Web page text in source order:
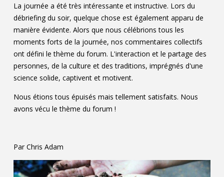
La journée a été très intéressante et instructive. Lors du
débriefing du soir, quelque chose est également apparu de
manière évidente. Alors que nous célébrions tous les
moments forts de la journée, nos commentaires collectifs
ont défini le thème du forum. L'interaction et le partage des
personnes, de la culture et des traditions, imprégnés d'une
science solide, captivent et motivent.
Nous étions tous épuisés mais tellement satisfaits. Nous
avons vécu le thème du forum !
Par Chris Adam